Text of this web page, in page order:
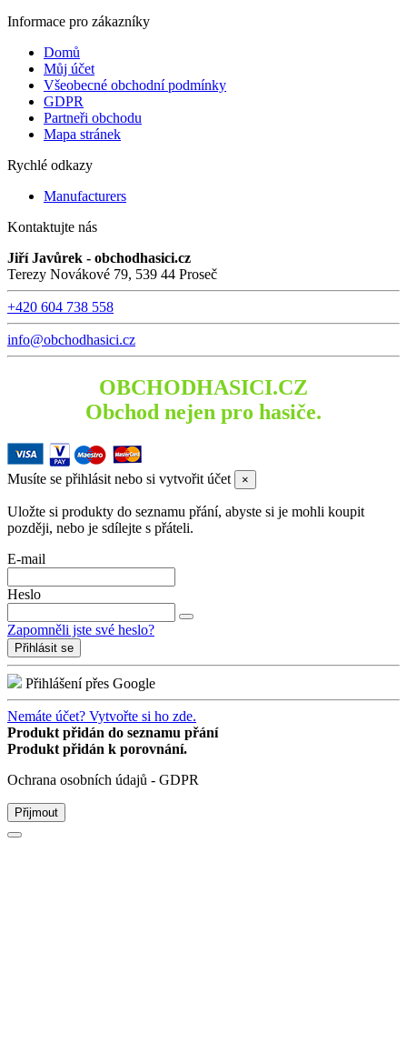
Informace pro zákazníky
Domů
Můj účet
Všeobecné obchodní podmínky
GDPR
Partneři obchodu
Mapa stránek
Rychlé odkazy
Manufacturers
Kontaktujte nás
Jiří Javůrek - obchodhasici.cz
Terezy Novákové 79, 539 44 Proseč
+420 604 738 558
info@obchodhasici.cz
OBCHODHASICI.CZ
Obchod nejen pro hasiče.
Musíte se přihlásit nebo si vytvořit účet ×
Uložte si produkty do seznamu přání, abyste si je mohli koupit
později, nebo je sdílejte s přáteli.
E-mail
Heslo
Zapomněli jste své heslo?
Přihlásit se
Přihlášení přes Google
Nemáte účet? Vytvořte si ho zde.
Produkt přidán do seznamu přání
Produkt přidán k porovnání.
Ochrana osobních údajů - GDPR
Přijmout